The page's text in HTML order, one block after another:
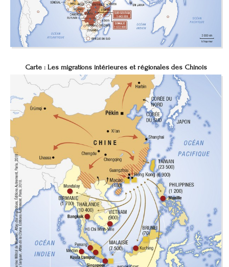
Carte : Les migrations intérieures et régionales des Chinois